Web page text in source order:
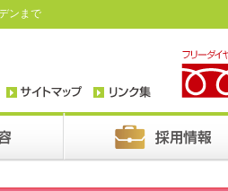
ンまで